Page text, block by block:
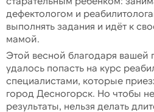
дефектологом и
выполнять задания и идёт к
мамой.
Этой весной благодаря вашей
удалось попасть на курс
специалистами, которые
город Десногорск. Но чтобы
результаты, нельзя делать